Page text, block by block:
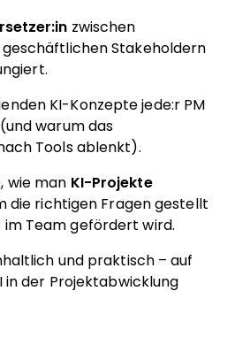
zwischen
Stakeholdern
KI-Konzepte jede:r PM
warum das
Tools ablenkt).
wie man KI-Projekte
die richtigen Fragen gestellt
im Team gefördert wird.
und praktisch – auf
in der Projektabwicklung